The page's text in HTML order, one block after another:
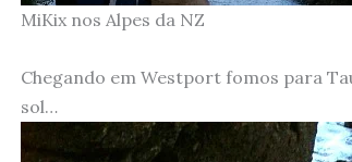
MiKix nos Alpes da NZ
Chegando em Westport fomos para
sol…